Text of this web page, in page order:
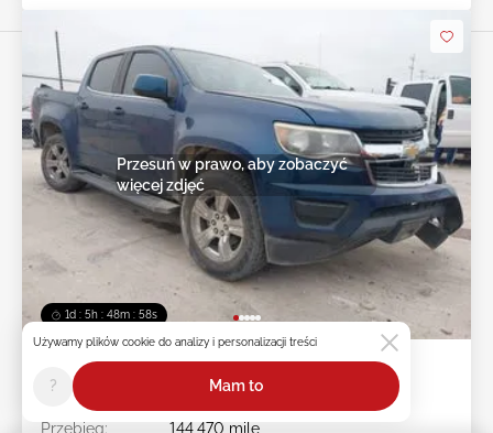
1d : 5h : 48m : 55s
Przesuń w prawo, aby zobaczyć
więcej zdjęć
2019 CHEVROLET Colorado 3.6L
Nr pojazdu:
45******
Przebieg:
144,470 mile
Używamy plików cookie do analizy i personalizacji treści
? Mam to